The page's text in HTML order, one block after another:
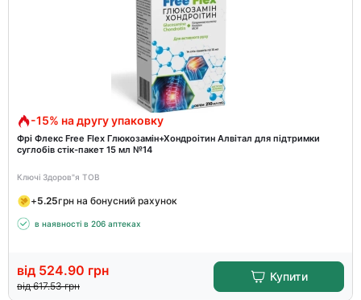
-15% на другу упаковку
Фрі Флекс Free Flex Глюкозамін+Хондроітин Алвітал для підтримки
суглобів стік-пакет 15 мл №14
Ключі Здоров"я ТОВ
+5.25грн на бонусний рахунок
в наявності в 206 аптеках
від 524.90 грн
від 617.53грн
Купити